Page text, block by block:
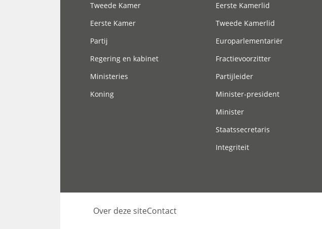
Tweede Kamer
Eerste Kamer
Partij
Regering en kabinet
Ministeries
Koning
Eerste Kamerlid
Tweede Kamerlid
Europarlementariër
Fractievoorzitter
Partijleider
Minister-president
Minister
Staatssecretaris
Integriteit
Over deze siteContact